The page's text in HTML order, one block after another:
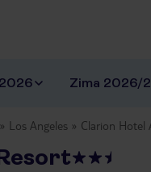
Zima 2026/
Los Angeles Clarion Hotel